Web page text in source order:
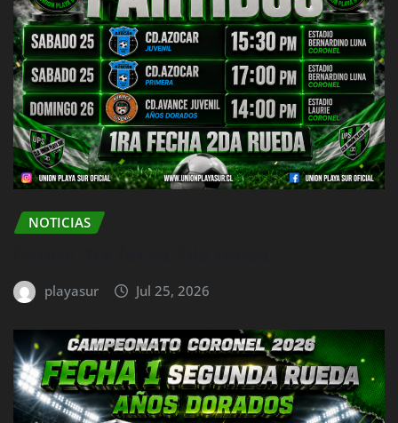
NOTICIAS
playasur Jul 25, 2026